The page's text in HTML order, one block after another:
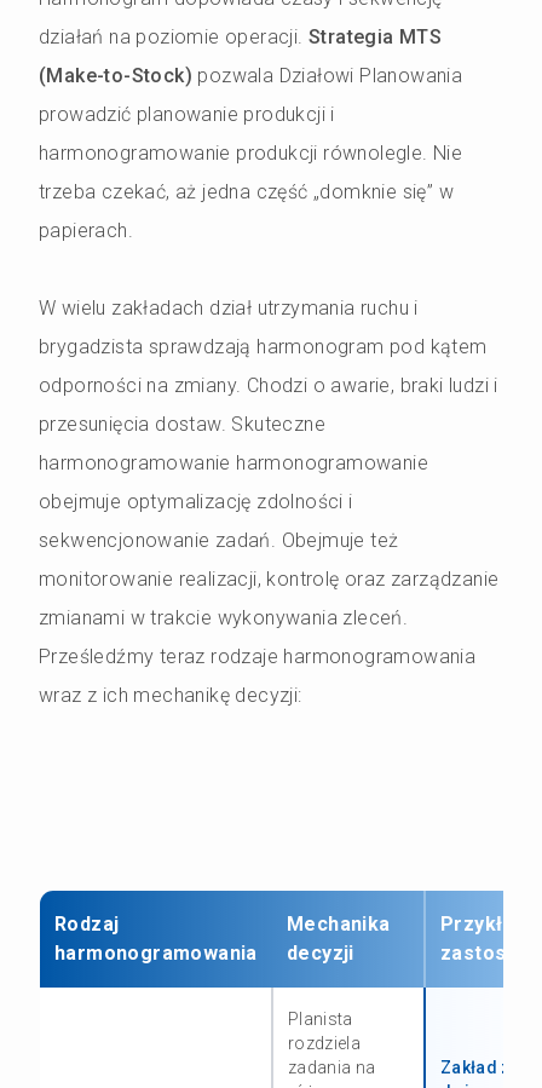
działań na poziomie operacji. Strategia MTS
(Make-to-Stock) pozwala Działowi Planowania
prowadzić planowanie produkcji i
harmonogramowanie produkcji równolegle. Nie
trzeba czekać, aż jedna część „domknie się” w
papierach.
W wielu zakładach dział utrzymania ruchu i
brygadzista sprawdzają harmonogram pod kątem
odporności na zmiany. Chodzi o awarie, braki ludzi i
przesunięcia dostaw. Skuteczne
harmonogramowanie harmonogramowanie
obejmuje optymalizację zdolności i
sekwencjonowanie zadań. Obejmuje też
monitorowanie realizacji, kontrolę oraz zarządzanie
zmianami w trakcie wykonywania zleceń.
Prześledźmy teraz rodzaje harmonogramowania
wraz z ich mechanikę decyzji:
Rodzaj
harmonogramowania
Mechanika
decyzji
Przykład
Planista
rozdziela
zadania na
Zakład z